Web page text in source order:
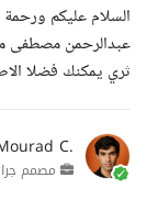
السلام عليكم ورحمة
عبدالرحمن مصطفى
ثري يمكنك فضلا
C.
مصمم